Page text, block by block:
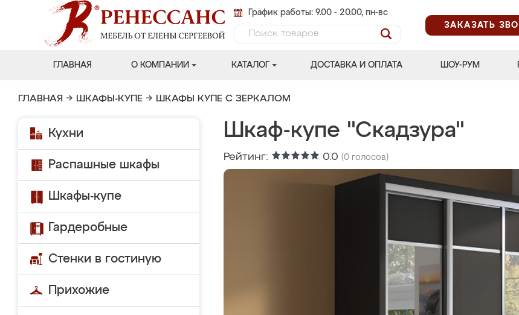
График работы: 9.00 - 20.00, пн-вс
ЗАКАЗАТЬ
ГЛАВНАЯ О КОМПАНИИ КАТАЛОГ ДОСТАВКА И ОПЛАТА ШОУ-РУМ
ГЛАВНАЯ → ШКАФЫ-КУПЕ → ШКАФЫ КУПЕ С ЗЕРКАЛОМ
Кухни
Распашные шкафы
Шкафы-купе
Гардеробные
Стенки в гостиную
Прихожие
Шкаф-купе "Скадзура"
Рейтинг: 0.0 (0 голосов)